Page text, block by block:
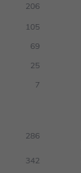
206
105
69
25
7
286
342